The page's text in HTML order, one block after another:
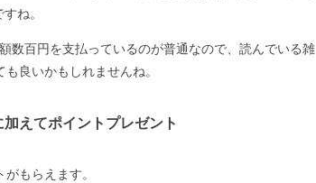
ね。
数百円を支払っているのが普通なので、読んでいる雑
良いかもしれませんね。
えてポイントプレゼント
もらえます。